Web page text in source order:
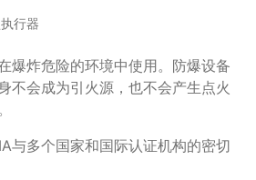
行器
爆炸危险的环境中使用。防爆设备
不会成为引火源，也不会产生点火
与多个国家和国际认证机构的密切